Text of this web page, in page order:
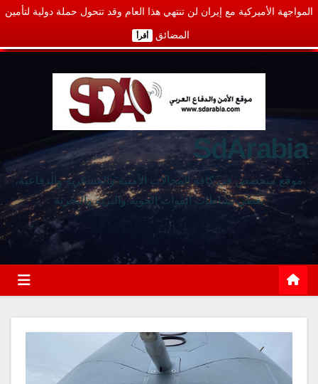
المواجهة الأميركية مع إيران لن تنتهي هذا العام وقد تتحول حملة دولية لتأمين
المضائق أقرأ
SdArabia
موقع متخصص في كافة المجالات الأمنية والعسكرية والدفاعية،
يغطي نشاطات القوات الجوية والبرية والبحرية